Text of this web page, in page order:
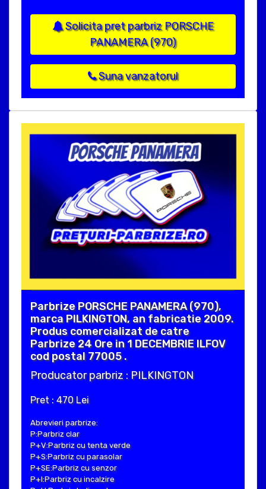
Solicita pret parbriz PORSCHE
PANAMERA (970)
Suna vanzatorul
Parbrize PORSCHE PANAMERA (970),
marca PILKINGTON, an fabricatie 2009.
Produs comercializat de catre
Parbrize 24 Ore in 1 DECEMBRIE ILFOV
cod postal 77005 .
Producator parbriz : PILKINGTON
Pret : 470 Lei
Abrevieri parbrize:
P:Parbriz clar
P+V:Parbriz cu tenta verde
P+S:Parbriz cu parasolar
P+SE:Parbriz cu senzor
P+I:Parbriz cu incalzire